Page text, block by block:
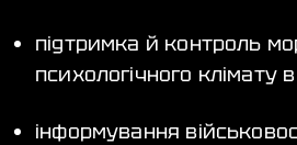
підтримка й контроль
психологічного клімату
інформування